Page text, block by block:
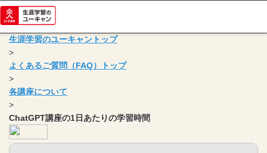
生涯学習のユーキャントップ
>
よくあるご質問（FAQ）トップ
>
各講座について
>
ChatGPT講座の1日あたりの学習時間